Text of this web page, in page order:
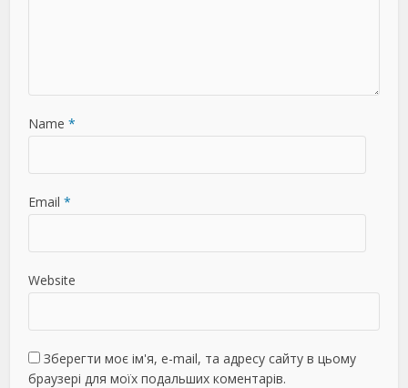
Name *
Email *
Website
Зберегти моє ім'я, e-mail, та адресу сайту в цьому
браузері для моїх подальших коментарів.